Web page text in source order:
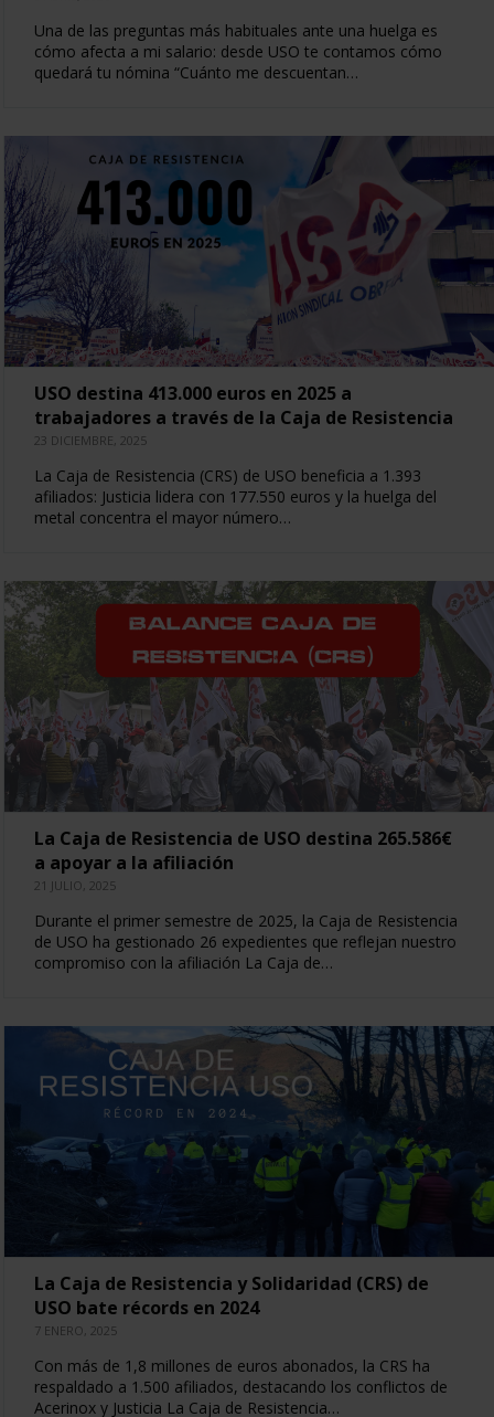
Una de las preguntas más habituales ante una huelga es
cómo afecta a mi salario: desde USO te contamos cómo
quedará tu nómina “Cuánto me descuentan…
USO destina 413.000 euros en 2025 a
trabajadores a través de la Caja de Resistencia
23 DICIEMBRE, 2025
La Caja de Resistencia (CRS) de USO beneficia a 1.393
afiliados: Justicia lidera con 177.550 euros y la huelga del
metal concentra el mayor número…
La Caja de Resistencia de USO destina 265.586€
a apoyar a la afiliación
21 JULIO, 2025
Durante el primer semestre de 2025, la Caja de Resistencia
de USO ha gestionado 26 expedientes que reflejan nuestro
compromiso con la afiliación La Caja de…
La Caja de Resistencia y Solidaridad (CRS) de
USO bate récords en 2024
7 ENERO, 2025
Con más de 1,8 millones de euros abonados, la CRS ha
respaldado a 1.500 afiliados, destacando los conflictos de
Acerinox y Justicia La Caja de Resistencia…